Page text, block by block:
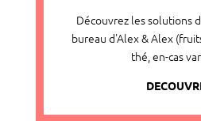
Découvrez les solutions
bureau d'Alex & Alex
thé, en-cas